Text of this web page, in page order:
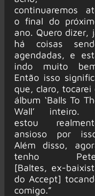
continuaremos
o final do
ano. Quero dizer,
há coisas
agendadas, e
indo muito
Então isso
que, claro, tocarei
álbum ‘Balls To
Wall’ inteiro.
estou
ansioso por
Além disso,
tenho
[Baltes, ex-
do Accept]
comigo.”